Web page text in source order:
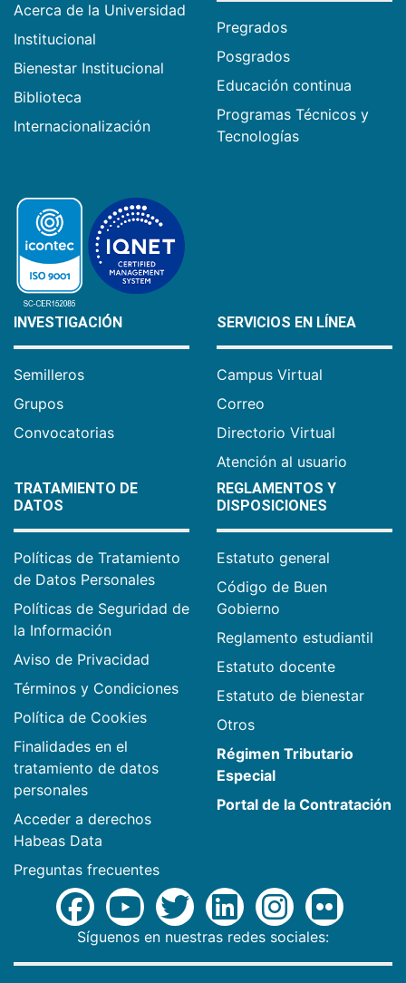
Acerca de la Universidad
Institucional
Bienestar Institucional
Biblioteca
Internacionalización
Pregrados
Posgrados
Educación continua
Programas Técnicos y
Tecnologías
INVESTIGACIÓN
Semilleros
Grupos
Convocatorias
SERVICIOS EN LÍNEA
Campus Virtual
Correo
Directorio Virtual
Atención al usuario
TRATAMIENTO DE
DATOS
Políticas de Tratamiento
de Datos Personales
Políticas de Seguridad de
la Información
Aviso de Privacidad
Términos y Condiciones
Política de Cookies
Finalidades en el
tratamiento de datos
personales
Acceder a derechos
Habeas Data
Preguntas frecuentes
REGLAMENTOS Y
DISPOSICIONES
Estatuto general
Código de Buen
Gobierno
Reglamento estudiantil
Estatuto docente
Estatuto de bienestar
Otros
Régimen Tributario
Especial
Portal de la Contratación
Síguenos en nuestras redes sociales: